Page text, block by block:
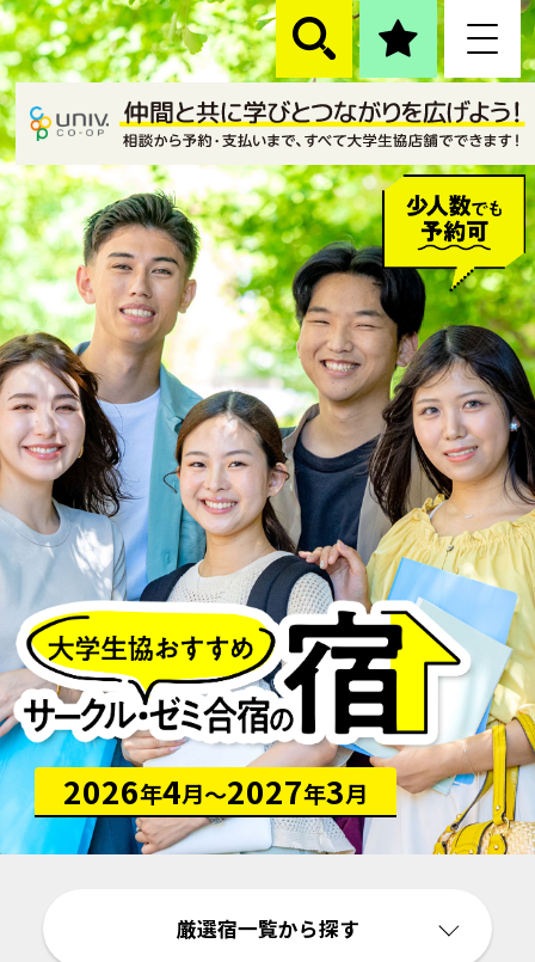
2026年4月 2027年3月
厳選宿一覧から探す